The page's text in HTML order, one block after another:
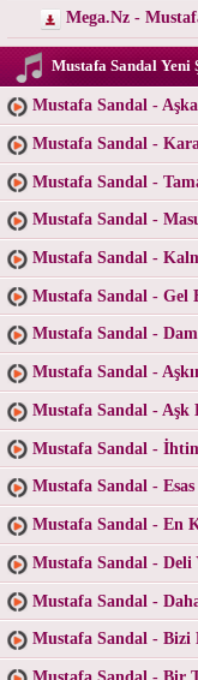
Mega.Nz -
Mustafa Sandal Yeni
Mustafa Sandal -
Mustafa Sandal -
Mustafa Sandal -
Mustafa Sandal -
Mustafa Sandal -
Mustafa Sandal - Gel
Mustafa Sandal -
Mustafa Sandal -
Mustafa Sandal - Aşk
Mustafa Sandal -
Mustafa Sandal -
Mustafa Sandal - En
Mustafa Sandal - Deli
Mustafa Sandal -
Mustafa Sandal - Bizi